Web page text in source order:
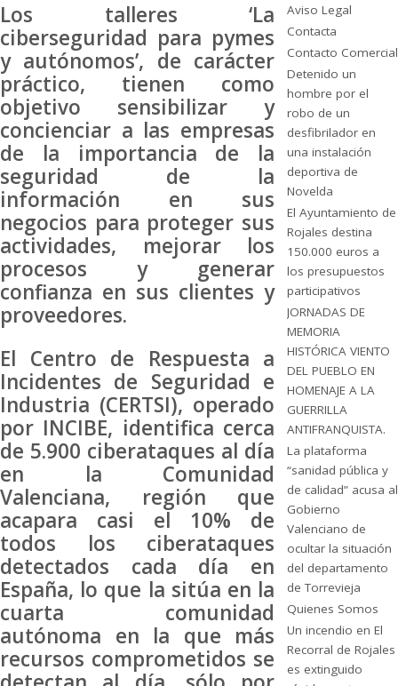
Los talleres ‘La
ciberseguridad para pymes
y autónomos’, de carácter
práctico, tienen como
objetivo sensibilizar y
concienciar a las empresas
de la importancia de la
seguridad de la
información en sus
negocios para proteger sus
actividades, mejorar los
procesos y generar
confianza en sus clientes y
proveedores.
El Centro de Respuesta a
Incidentes de Seguridad e
Industria (CERTSI), operado
por INCIBE, identifica cerca
de 5.900 ciberataques al día
en la Comunidad
Valenciana, región que
acapara casi el 10% de
todos los ciberataques
detectados cada día en
España, lo que la sitúa en la
cuarta comunidad
autónoma en la que más
recursos comprometidos se
Aviso Legal
Contacta
Contacto Comercial
Detenido un
hombre por el
robo de un
desfibrilador en
una instalación
deportiva de
Novelda
El Ayuntamiento de
Rojales destina
150.000 euros a
los presupuestos
participativos
JORNADAS DE
MEMORIA
HISTÓRICA VIENTO
DEL PUEBLO EN
HOMENAJE A LA
GUERRILLA
ANTIFRANQUISTA.
La plataforma
“sanidad pública y
de calidad” acusa al
Gobierno
Valenciano de
ocultar la situación
del departamento
de Torrevieja
Quienes Somos
Un incendio en El
Recorral de Rojales
es extinguido